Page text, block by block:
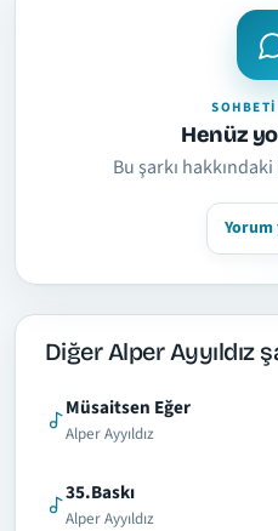
SOHBETI
Henüz
Bu şarkı
Yorum
Diğer Alper Ayyıldız
Müsaitsen Eğer
Alper Ayyıldız
35.Baskı
Alper Ayyıldız